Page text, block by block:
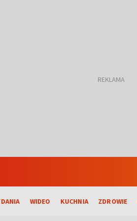
WIDEO KUCHNIA ZDROWIE